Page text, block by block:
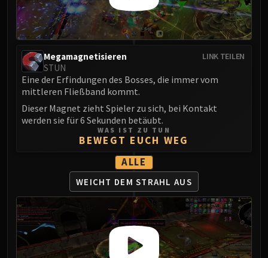
Council of Dreams
Larodar
Nymue
Smolderon
Fyrakk
ABERRUS
Kazzara
The Amalgamation Chamber
Assault of the Zaqali
Rashok, the Elder
Zskarn
Magmorax
Echo of Neltharion
Scalecommander Sarkareth
LINK TEILEN
Megamagnetisieren
STUN
Eine der Erfindungen des Bosses, die immer vom
mittleren Fließband kommt.
Dieser Magnet zieht Spieler zu sich, bei Kontakt
werden sie für 6 Sekunden betäubt.
WAS IST ZU TUN
BEWEGT EUCH WEG
ALLE
WEICHT DEM STRAHL AUS